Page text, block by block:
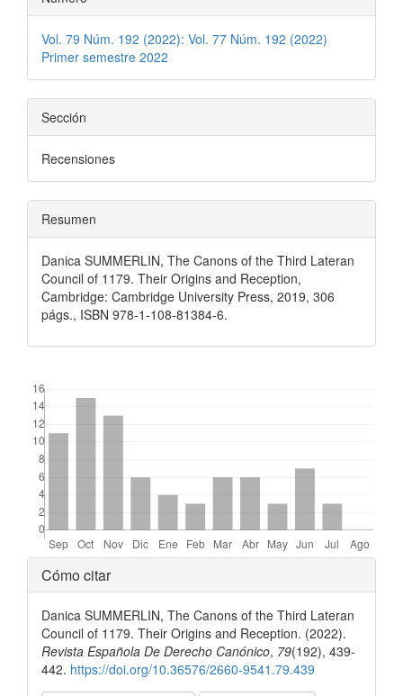
Vol. 79 Núm. 192 (2022): Vol. 77 Núm. 192 (2022)
Primer semestre 2022
Sección
Recensiones
Resumen
Danica SUMMERLIN, The Canons of the Third Lateran
Council of 1179. Their Origins and Reception,
Cambridge: Cambridge University Press, 2019, 306
págs., ISBN 978-1-108-81384-6.
Detalles
del
artículo
Cómo citar
Danica SUMMERLIN, The Canons of the Third Lateran
Council of 1179. Their Origins and Reception. (2022).
Revista Española De Derecho Canónico, 79(192), 439-
442. https://doi.org/10.36576/2660-9541.79.439